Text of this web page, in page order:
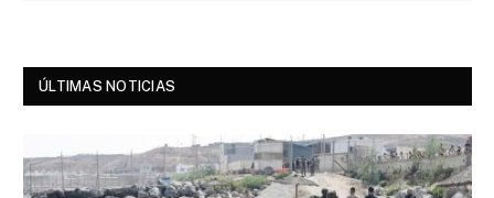
ÚLTIMAS NOTICIAS